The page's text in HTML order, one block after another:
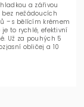
a zářivou
bez nežádoucích
– s bělícím krémem
je to rychlé, efektivní
Už za pouhých 5
obličej a 10